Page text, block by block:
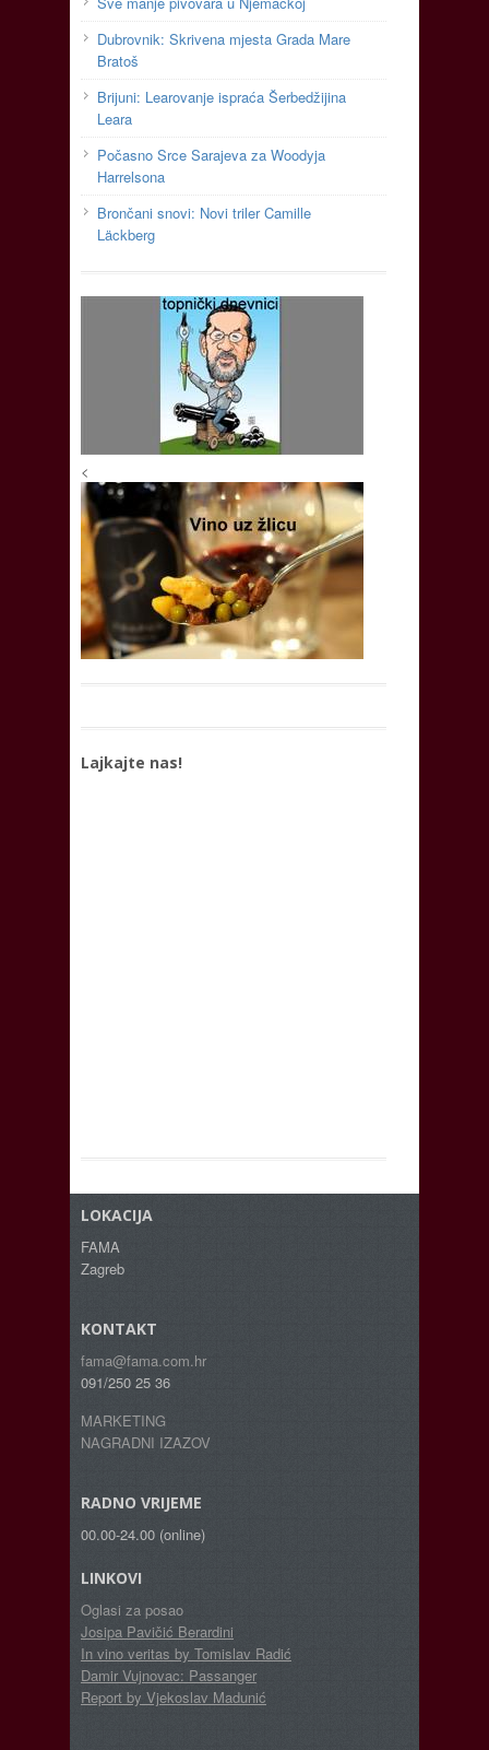
Dubrovnik: Skrivena mjesta Grada Mare
Bratoš
Brijuni: Learovanje ispraća Šerbedžijina
Leara
Počasno Srce Sarajeva za Woodyja
Harrelsona
Brončani snovi: Novi triler Camille
Läckberg
<
Lajkajte nas!
LOKACIJA
FAMA
Zagreb
KONTAKT
fama@fama.com.hr
091/250 25 36
MARKETING
NAGRADNI IZAZOV
RADNO VRIJEME
00.00-24.00 (online)
LINKOVI
Oglasi za posao
Josipa Pavičić Berardini
In vino veritas by Tomislav Radić
Damir Vujnovac: Passanger
Report by Vjekoslav Madunić